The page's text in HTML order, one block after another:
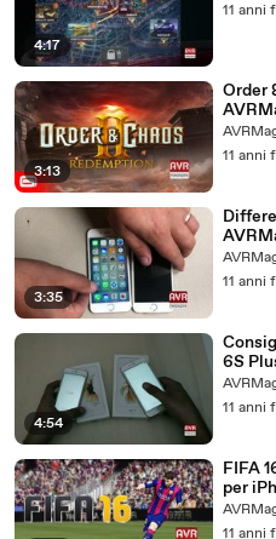
4:17
11 anni
3:13
Order
11 anni
3:35
11 anni
4:54
6S
11 anni
FIFA
per
11 anni